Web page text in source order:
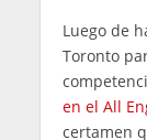
Luego de
Toronto
en el All
certamen